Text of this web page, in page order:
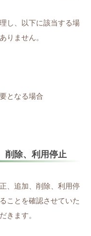
し、以下に該当する場
りません。
となる場合
削除、利用停止
、追加、削除、利用停
ことを確認させていた
きます。